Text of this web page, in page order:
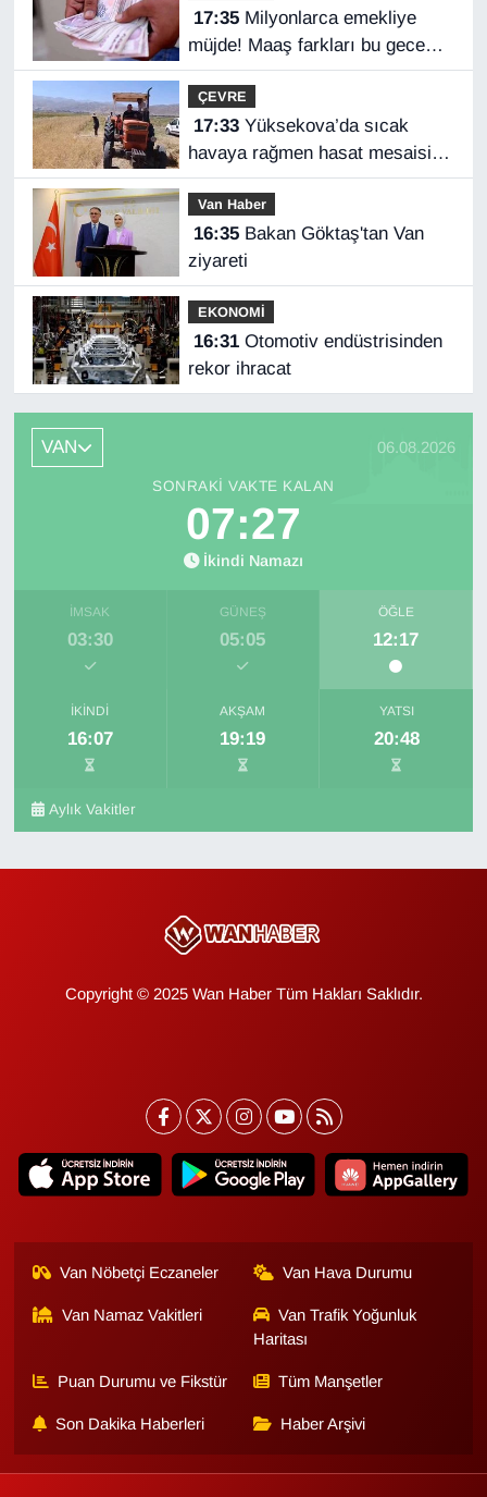
17:35Milyonlarca emekliye
müjde! Maaş farkları bu gece
hesaplarda
ÇEVRE
17:33Yüksekova’da sıcak
havaya rağmen hasat mesaisi
başladı
Van Haber
16:35Bakan Göktaş'tan Van
ziyareti
EKONOMİ
16:31Otomotiv endüstrisinden
rekor ihracat
VAN 06.08.2026
SONRAKI VAKTE KALAN
07:26
İkindi Namazı
İMSAK
03:30
GÜNEŞ
05:05
ÖĞLE
12:17
İKINDI
16:07
AKŞAM
19:19
YATSI
20:48
Aylık Vakitler
Copyright © 2025 Wan Haber Tüm Hakları Saklıdır.
Van Nöbetçi Eczaneler Van Hava Durumu
Van Namaz Vakitleri
Van Trafik Yoğunluk
Haritası
Puan Durumu ve Fikstür Tüm Manşetler
Son Dakika Haberleri Haber Arşivi